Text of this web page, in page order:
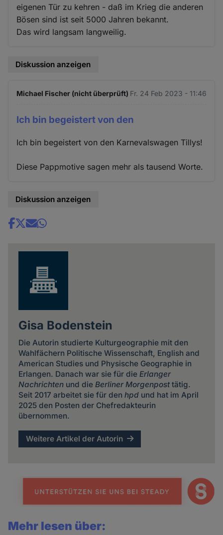
eigenen Tür zu kehren - daß im Krieg die anderen
Bösen sind ist seit 5000 Jahren bekannt.
Das wird langsam langweilig.
Diskussion anzeigen
Michael Fischer (nicht überprüft) Fr. 24 Feb 2023 - 11:46
Ich bin begeistert von den
Ich bin begeistert von den Karnevalswagen Tillys!
Diese Pappmotive sagen mehr als tausend Worte.
Diskussion anzeigen
Share
Gisa Bodenstein
Die Autorin studierte Kulturgeographie mit den
Wahlfächern Politische Wissenschaft, English and
American Studies und Physische Geographie in
Erlangen. Danach war sie für die Erlanger
Nachrichtenund die Berliner Morgenposttätig.
Seit 2017 arbeitet sie für den hpdund hat im April
2025 den Posten der Chefredakteurin
übernommen.
Weitere Artikel der Autorin
Mehr lesen über: